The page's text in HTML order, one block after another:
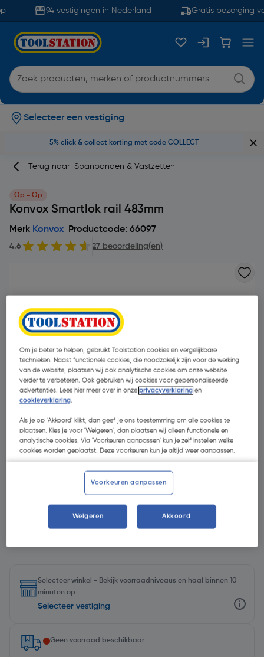
94 vestigingen in Nederland Gratis bezorging
Selecteer een vestiging
5% click & collect korting met code COLLECT
Terug naar Spanbanden & Vastzetten
Op = Op
Konvox Smartlok rail 483mm
Merk Konvox Productcode: 66097
4.6 27 beoordeling(en)
| Excl. btw € 8,83
Kies productvariant
Selecteer winkel - Bekijk voorraadniveaus en haal binnen 10
minuten op
Selecteer vestiging
Geen voorraad beschikbaar
Om je beter te helpen, gebruikt Toolstation cookies en vergelijkbare
technieken. Naast functionele cookies, die noodzakelijk zijn voor de werking
van de website, plaatsen wij ook analytische cookies om onze website
verder te verbeteren. Ook gebruiken wij cookies voor gepersonaliseerde
advertenties. Lees hier meer over in onzeprivacyverklaring en
cookieverklaring.
Als je op 'Akkoord' klikt, dan geef je ons toestemming om alle cookies te
plaatsen. Kies je voor 'Weigeren', dan plaatsen wij alleen functionele en
analytische cookies. Via 'Voorkeuren aanpassen' kun je zelf instellen welke
cookies worden geplaatst. Deze voorkeuren kun je altijd weer aanpassen.
Voorkeuren aanpassen
Weigeren Akkoord